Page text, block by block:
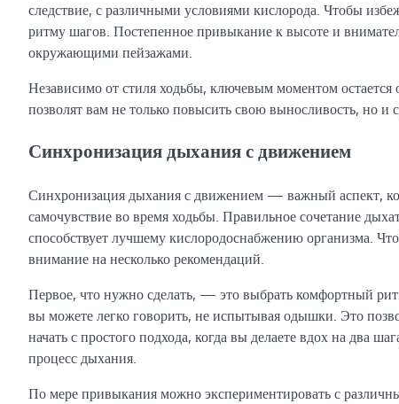
следствие, с различными условиями кислорода. Чтобы
ритму шагов. Постепенное привыкание к высоте и
окружающими пейзажами.
Независимо от стиля ходьбы, ключевым моментом
позволят вам не только повысить свою выносливость, но
Синхронизация дыхания с движением
Синхронизация дыхания с движением — важный аспект,
самочувствие во время ходьбы. Правильное сочетание
способствует лучшему кислородоснабжению организма.
внимание на несколько рекомендаций.
Первое, что нужно сделать, — это выбрать комфортный
вы можете легко говорить, не испытывая одышки. Это
начать с простого подхода, когда вы делаете вдох на два
процесс дыхания.
По мере привыкания можно экспериментировать с